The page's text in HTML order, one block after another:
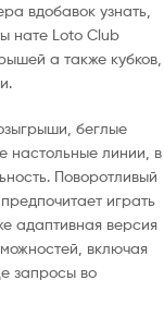
вдобавок узнать,
нате Loto Club
а также кубков,
беглые
настольные линии, в
Поворотливый
играть
адаптивная версия
включая
запросы во